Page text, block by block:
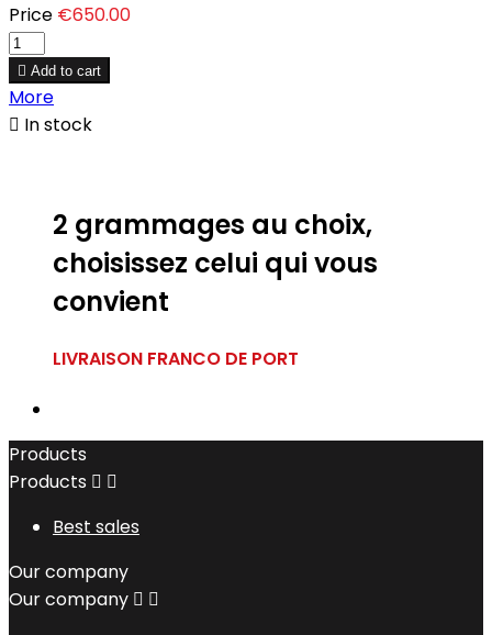
Price €650.00
 Add to cart
More
 In stock
2 grammages au choix,
choisissez celui qui vous
convient
LIVRAISON FRANCO DE PORT
Products
Products  
Best sales
Our company
Our company  